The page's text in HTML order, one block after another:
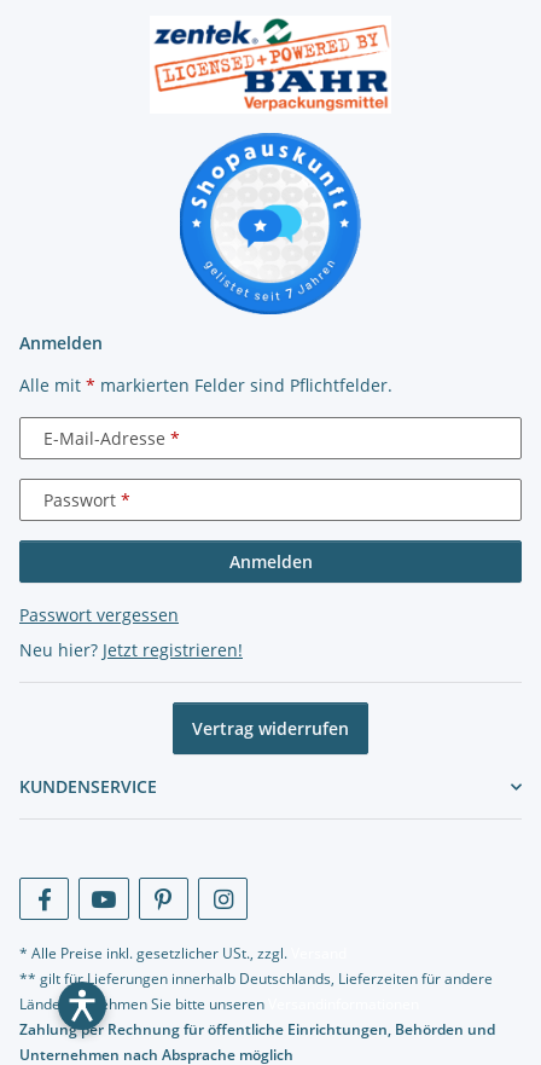
Anmelden
Alle mit * markierten Felder sind Pflichtfelder.
E-Mail-Adresse
Passwort
Anmelden
Passwort vergessen
Neu hier? Jetzt registrieren!
Vertrag widerrufen
KUNDENSERVICE
* Alle Preise inkl. gesetzlicher USt., zzgl.
** gilt für Lieferungen innerhalb Deutschlands, Lieferzeiten für andere
Länder entnehmen Sie bitte unseren
Zahlung per Rechnung für öffentliche Einrichtungen, Behörden und
Unternehmen nach Absprache möglich